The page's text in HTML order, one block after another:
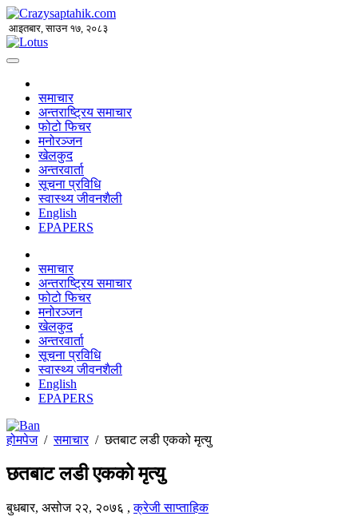
आइतबार, साउन १७, २०८३
समाचार
अन्तराष्ट्रिय समाचार
फोटो फिचर
मनोरञ्जन
खेलकुद
अन्तरवार्ता
सूचना प्रविधि
स्वास्थ्य जीवनशैली
English
EPAPERS
समाचार
अन्तराष्ट्रिय समाचार
फोटो फिचर
मनोरञ्जन
खेलकुद
अन्तरवार्ता
सूचना प्रविधि
स्वास्थ्य जीवनशैली
English
EPAPERS
होमपेज/समाचार/छतबाट लडी एकको मृत्यु
छतबाट लडी एकको मृत्यु
बुधबार, असोज २२, २०७६ ,क्रेजी साप्ताहिक